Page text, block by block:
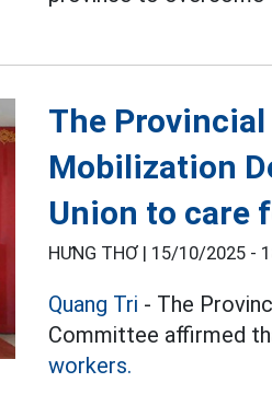
The
Mobilization
Union to care
HƯNG THƠ | 15/10/2025 -
Quang Tri - The
Committee affirmed
workers.